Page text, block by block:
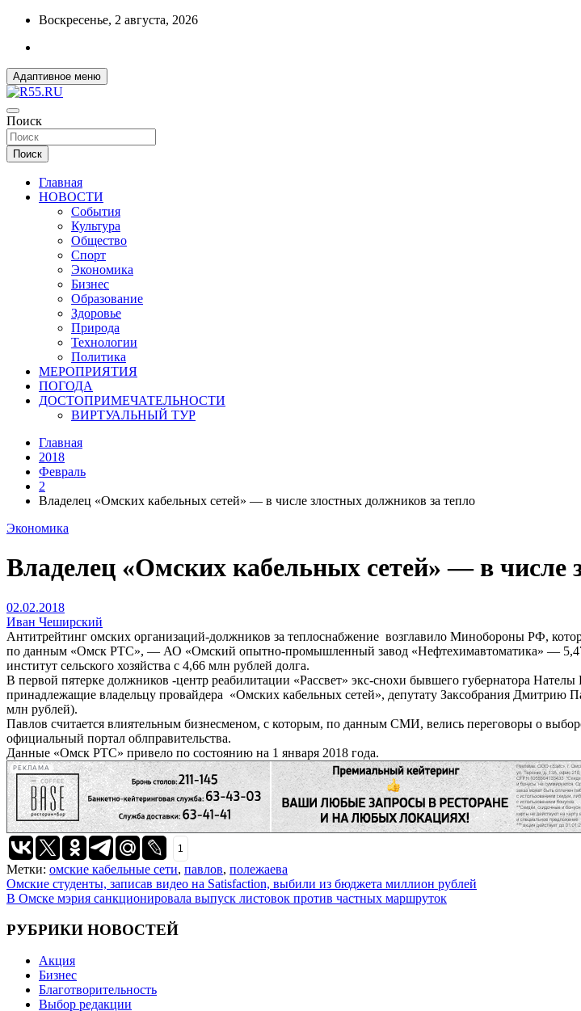
Перейти
содержимому
Воскресенье, 2 августа, 2026
Адаптивное меню
R55.RU
ДОБРЫЕ ВЕСТИ ИЗ ОМСКА
Поиск
Поиск
Главная
НОВОСТИ
События
Культура
Общество
Спорт
Экономика
Бизнес
Образование
Здоровье
Природа
Технологии
Политика
МЕРОПРИЯТИЯ
ПОГОДА
ДОСТОПРИМЕЧАТЕЛЬНОСТИ
ВИРТУАЛЬНЫЙ ТУР
Главная
2018
Февраль
2
Владелец «Омских кабельных сетей» — в числе злостных должников за тепло
Экономика
Владелец «Омских кабельных сетей» — в числе
02.02.2018
Иван Чеширский
Антитрейтинг омских организаций-должников за теплоснабжение возглавило Минобороны РФ,
по данным «Омск РТС», — АО «Омский опытно-промышленный завод «Нефтехимавтоматика» —
институт сельского хозяйства с 4,66 млн рублей долга.
В первой пятерке должников -центр реабилитации «Рассвет» экс-снохи бывшего губернатора
принадлежащие владельцу провайдера «Омских кабельных сетей», депутату Заксобрания
млн рублей).
Павлов считается влиятельным бизнесменом, с которым, по данным СМИ, велись переговоры о
официальный портал облправительства.
Данные «Омск РТС» привело по состоянию на 1 января 2018 года.
РЕКЛАМА
1
Метки: омские кабельные сети, павлов, полежаева
Навигация
по
записям
Омские студенты, записав видео на Satisfaction, выбили из бюджета миллион рублей
В Омске мэрия санкционировала выпуск листовок против частных маршруток
РУБРИКИ НОВОСТЕЙ
Акция
Бизнес
Благотворительность
Выбор редакции